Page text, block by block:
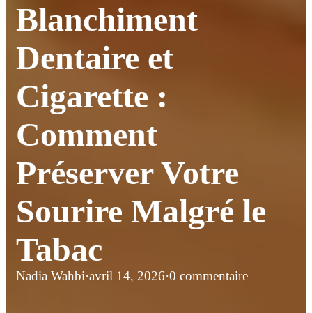
Blanchiment
Dentaire et
Cigarette :
Comment
Préserver Votre
Sourire Malgré le
Tabac
Nadia Wahbi·avril 14, 2026·0 commentaire